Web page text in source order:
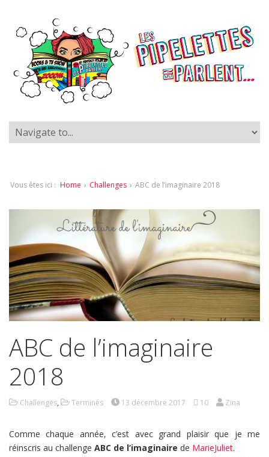
Vous êtes ici : Home › Challenges › ABC de l’imaginaire 2018
ABC de l’imaginaire
2018
Challenges, Terminés 13 décembre 2017 10 Zina
Comme chaque année, c’est avec grand plaisir que je me
réinscris au challenge ABC de l’imaginaire de MarieJuliet.